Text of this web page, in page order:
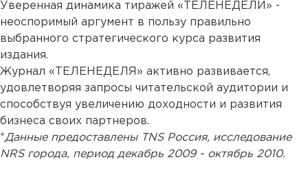
Уверенная динамика тиражей «ТЕЛЕНЕДЕЛИ» -
неоспоримый аргумент в пользу правильно
выбранного стратегического курса развития
издания.
Журнал «ТЕЛЕНЕДЕЛЯ» активно развивается,
удовлетворяя запросы читательской аудитории и
способствуя увеличению доходности и развития
бизнеса своих партнеров.
*Данные предоставлены TNS Россия, исследование
NRS города, период декабрь 2009 - октябрь 2010.